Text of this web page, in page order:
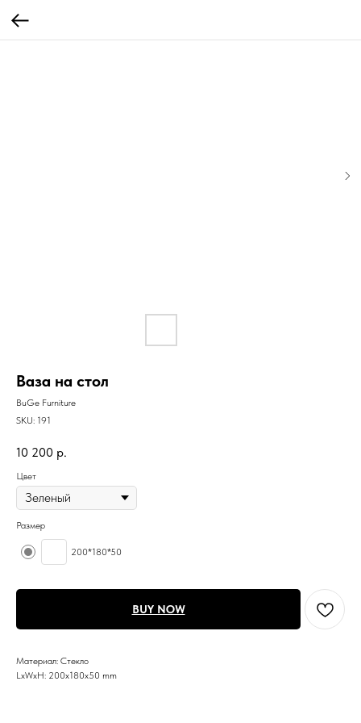
Ваза на стол
BuGe Furniture
SKU: 191
10 200 р.
Цвет
Размер
200*180*50
BUY NOW
Материал: Стекло
LxWxH: 200x180x50 mm